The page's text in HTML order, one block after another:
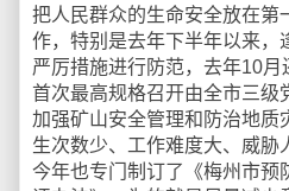
把人民群众的生命安全放在第
作，特别是去年下半年以来，
严厉措施进行防范，去年10月
首次最高规格召开由全市三级
加强矿山安全管理和防治地质
生次数少、工作难度大、威胁
今年也专门制订了《梅州市预